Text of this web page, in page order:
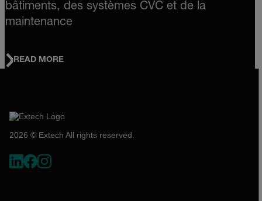
bâtiments, des systèmes CVC et de la
maintenance
READ MORE
2026 © Extech All rights reserved.